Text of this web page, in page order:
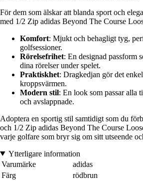
För dem som älskar att blanda sport och
med 1/2 Zip adidas Beyond The Course
Komfort: Mjukt och behagligt tyg,
golfsessioner.
Rörelsefrihet: En designad passform
dina rörelser under spelet.
Praktiskhet: Dragkedjan gör det
kroppsvärmen.
Modern stil: En look som passar alla
och avslappnade.
Adoptera en sportig stil samtidigt som du
och 1/2 Zip adidas Beyond The Course
varje golfare som bryr sig om sitt utseende
Ytterligare information
Varumärke
adidas
Färg
rödbrun